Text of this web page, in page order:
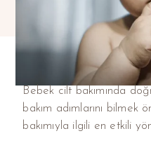
Bebek cilt bakımında
bakım adımlarını
bakımıyla ilgili en etkili